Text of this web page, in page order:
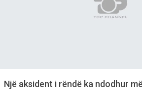
Një aksident i rëndë ka ndodhur